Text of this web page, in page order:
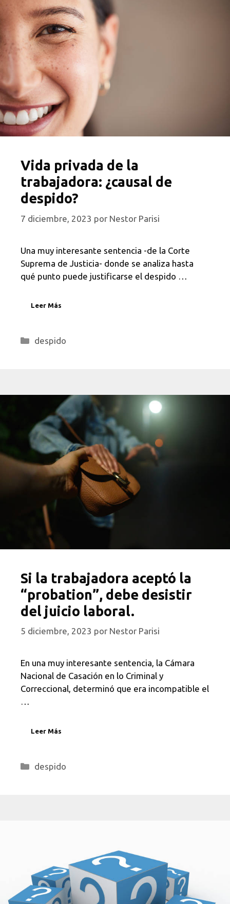
Vida privada de la
trabajadora: ¿causal de
despido?
7 diciembre, 2023 por Nestor Parisi
Una muy interesante sentencia -de la Corte
Suprema de Justicia- donde se analiza hasta
qué punto puede justificarse el despido …
Leer Más
Categorías
despido
Si la trabajadora aceptó la
“probation”, debe desistir
del juicio laboral.
5 diciembre, 2023 por Nestor Parisi
En una muy interesante sentencia, la Cámara
Nacional de Casación en lo Criminal y
Correccional, determinó que era incompatible el
…
Leer Más
Categorías
despido